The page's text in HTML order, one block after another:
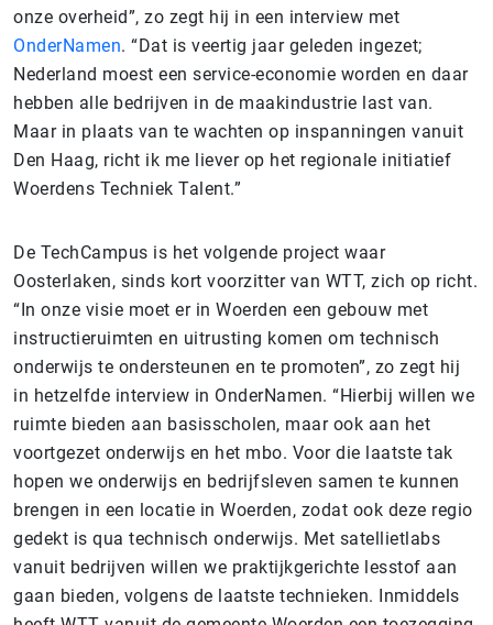
onze overheid”, zo zegt hij in een interview met
OnderNamen. “Dat is veertig jaar geleden ingezet;
Nederland moest een service-economie worden en daar
hebben alle bedrijven in de maakindustrie last van.
Maar in plaats van te wachten op inspanningen vanuit
Den Haag, richt ik me liever op het regionale initiatief
Woerdens Techniek Talent.”
De TechCampus is het volgende project waar
Oosterlaken, sinds kort voorzitter van WTT, zich op richt.
“In onze visie moet er in Woerden een gebouw met
instructieruimten en uitrusting komen om technisch
onderwijs te ondersteunen en te promoten”, zo zegt hij
in hetzelfde interview in OnderNamen. “Hierbij willen we
ruimte bieden aan basisscholen, maar ook aan het
voortgezet onderwijs en het mbo. Voor die laatste tak
hopen we onderwijs en bedrijfsleven samen te kunnen
brengen in een locatie in Woerden, zodat ook deze regio
gedekt is qua technisch onderwijs. Met satellietlabs
vanuit bedrijven willen we praktijkgerichte lesstof aan
gaan bieden, volgens de laatste technieken. Inmiddels